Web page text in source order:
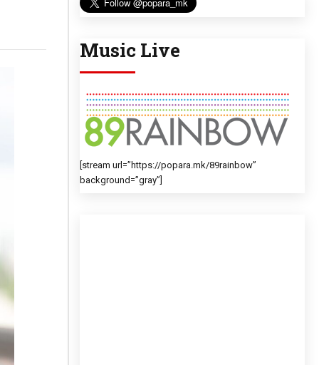
Music Live
[stream url=”https://popara.mk/89rainbow”
background=”gray”]